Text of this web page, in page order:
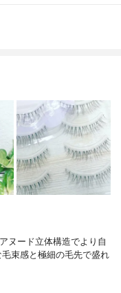
ヌード立体構造でより自
束感と極細の毛先で盛れ